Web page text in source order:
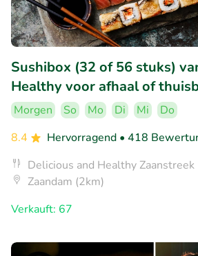
Sushibox (32 of 56 stuks)
Healthy voor afhaal of
Morgen So Mo Di Mi
Do
8.4
Hervorragend • 418
Delicious and Healthy Zaanstreek
Zaandam (2km)
Verkauft: 67